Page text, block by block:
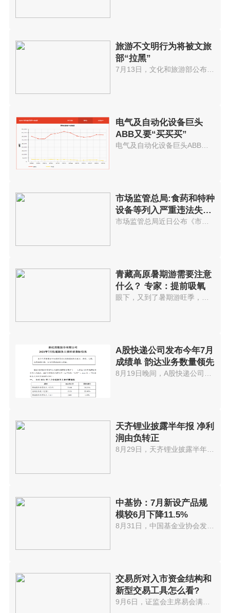
旅游不文明行为将被文旅
部“拉黑”
7月13日，文化和旅游部公布一批...
电气及自动化设备巨头
ABB又要“买买买”
电气及自动化设备巨头ABB又要买...
市场监管总局:食药和特种
设备等列入严重违法失信
管理
青藏高原暑期游需要注意
什么？ 专家：提前吸氧
A股快递公司发布今年7月
成绩单 韵达业务数量领先
8月19日晚间，A股快递公司顺丰、...
天齐锂业披露半年报 净利
润由负转正
8月29日，天齐锂业披露半年报。...
中基协：7月新设产品规
模较6月下降11.5%
交易所对入市资金结构和
新型交易工具怎么看?